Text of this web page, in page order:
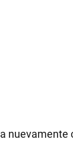
nuevamente